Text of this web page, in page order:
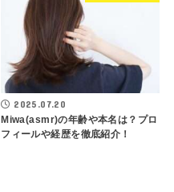
2025.07.20
Miwa(asmr)の年齢や本名は？プロ
フィールや経歴を徹底紹介！